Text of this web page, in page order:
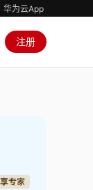
华为云App
注册